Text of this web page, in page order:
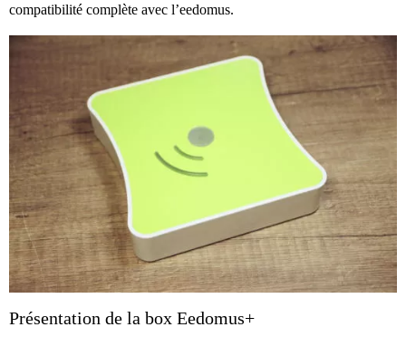
compatibilité complète avec l’eedomus.
Présentation de la box Eedomus+